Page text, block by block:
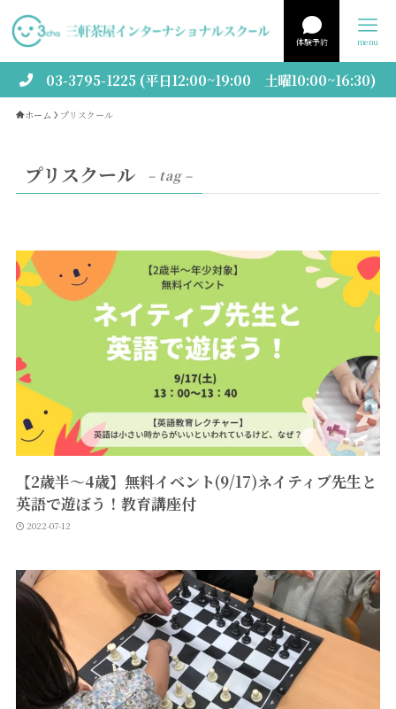
体験予約 menu
03-3795-1225 (平日12:00~19:00 土曜10:00~16:30)
ホーム プリスクール
プリスクール – tag –
【2歳半～4歳】無料イベント(9/17)ネイティブ先生と
英語で遊ぼう！教育講座付
2022-07-12